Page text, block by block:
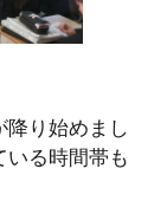
り始めまし
る時間帯も